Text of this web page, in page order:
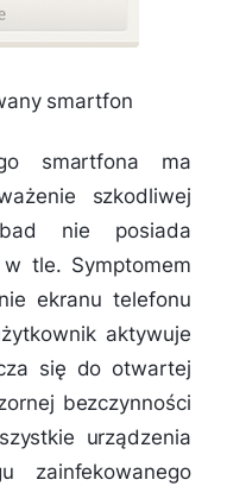
smartfon
smartfona ma
szkodliwej
nie posiada
tle. Symptomem
ekranu telefonu
aktywuje
się do otwartej
bezczynności
urządzenia
zainfekowanego